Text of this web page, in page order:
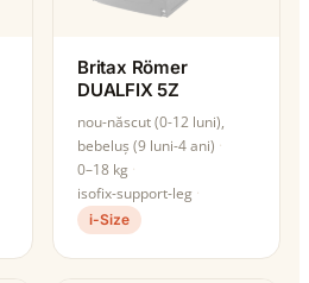
Britax Römer
DUALFIX 5Z
nou-născut (0-12 luni),
bebeluș (9 luni-4 ani)
0–18 kg
isofix-support-leg
i-Size